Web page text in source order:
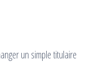
un simple titulaire